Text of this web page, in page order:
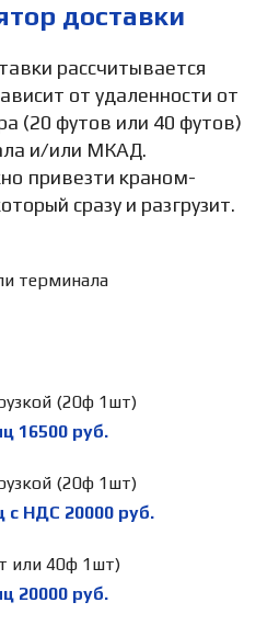
доставки
рассчитывается
от удаленности от
(20 футов или 40 футов)
и/или МКАД.
привезти краном-
сразу и разгрузит.
терминала
(20ф 1шт)
16500 руб.
(20ф 1шт)
с НДС 20000 руб.
или 40ф 1шт)
20000 руб.